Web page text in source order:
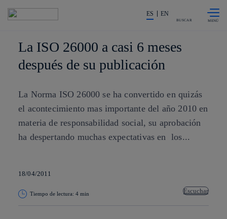
La acción en accionistas e
ES EN
BUSCAR
La ISO 26000 a casi 6 meses
después de su publicación
La Norma ISO 26000 se ha convertido en quizás
el acontecimiento mas importante del año 2010 en
materia de responsabilidad social, su aprobación
ha despertando muchas expectativas en los...
18/04/2011
Tiempo de lectura: 4 min Escuchar